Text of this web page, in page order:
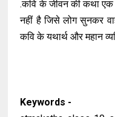
.कवि के जीवन की कथा एक
नहीं है जिसे लोग सुनकर
कवि के यथार्थ और महान
Keywords -